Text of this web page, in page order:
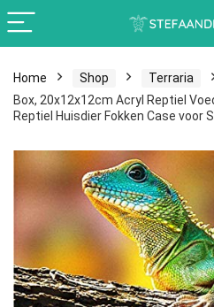
Home Shop Terraria
Box, 20x12x12cm Acryl Reptiel
Reptiel Huisdier Fokken Case voor